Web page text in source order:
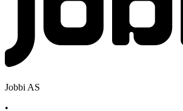
Jobbi AS
•